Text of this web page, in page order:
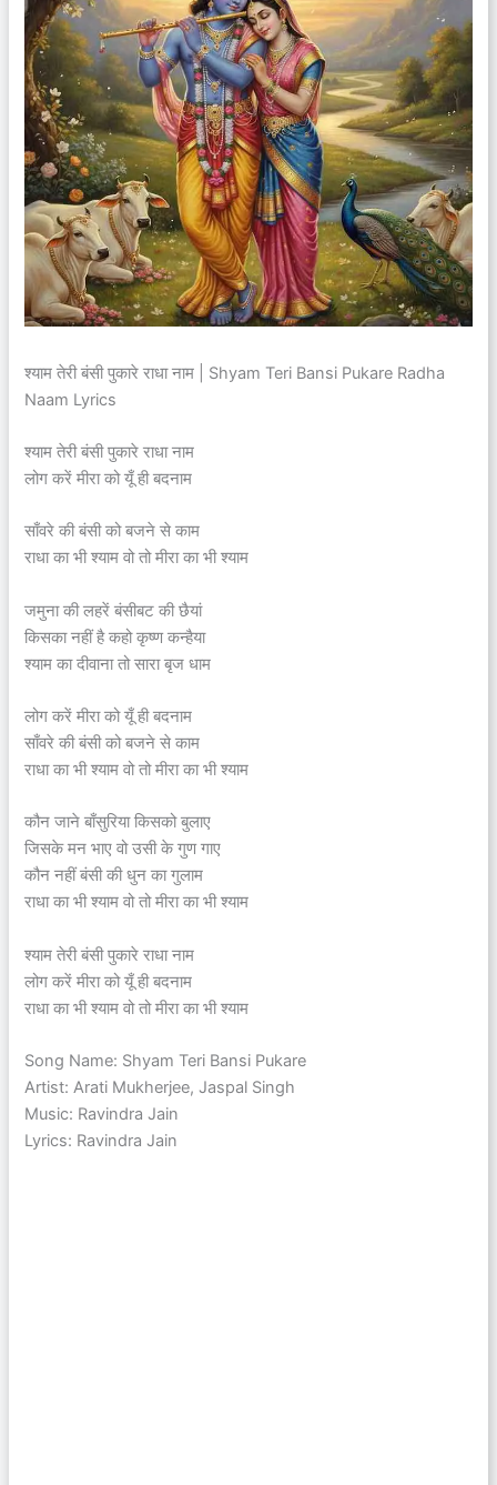
श्याम तेरी बंसी पुकारे राधा नाम | Shyam Teri Bansi Pukare Radha
Naam Lyrics
श्याम तेरी बंसी पुकारे राधा नाम
लोग करें मीरा को यूँ ही बदनाम
साँवरे की बंसी को बजने से काम
राधा का भी श्याम वो तो मीरा का भी श्याम
जमुना की लहरें बंसीबट की छैयां
किसका नहीं है कहो कृष्ण कन्हैया
श्याम का दीवाना तो सारा बृज धाम
लोग करें मीरा को यूँ ही बदनाम
साँवरे की बंसी को बजने से काम
राधा का भी श्याम वो तो मीरा का भी श्याम
कौन जाने बाँसुरिया किसको बुलाए
जिसके मन भाए वो उसी के गुण गाए
कौन नहीं बंसी की धुन का गुलाम
राधा का भी श्याम वो तो मीरा का भी श्याम
श्याम तेरी बंसी पुकारे राधा नाम
लोग करें मीरा को यूँ ही बदनाम
राधा का भी श्याम वो तो मीरा का भी श्याम
Song Name: Shyam Teri Bansi Pukare
Artist: Arati Mukherjee, Jaspal Singh
Music: Ravindra Jain
Lyrics: Ravindra Jain